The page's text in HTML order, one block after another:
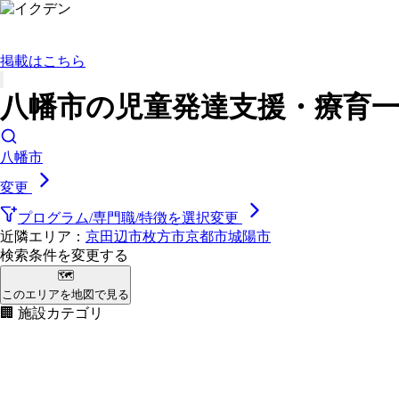
掲載はこちら
八幡市の児童発達支援・療育
八幡市
変更
プログラム/専門職/特徴を選択変更
近隣エリア： 京田辺市枚方市京都市城陽市
検索条件を変更する
🗺
このエリアを地図で見る
🏢 施設カテゴリ